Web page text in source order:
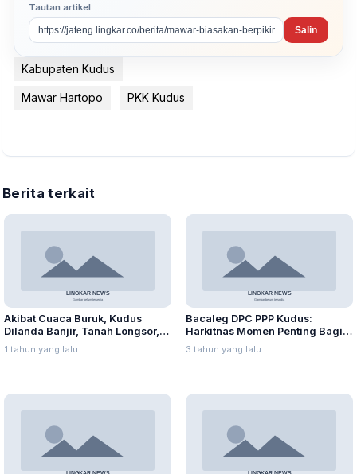
Tautan artikel
Salin
Kabupaten Kudus
Mawar Hartopo PKK Kudus
Berita terkait
Akibat Cuaca Buruk, Kudus
Dilanda Banjir, Tanah Longsor,
dan Angin Kencang
1 tahun yang lalu
Bacaleg DPC PPP Kudus:
Harkitnas Momen Penting Bagi
Milenial
3 tahun yang lalu